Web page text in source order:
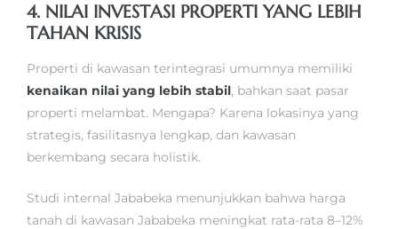
4. NILAI INVESTASI PROPERTI YANG LEBIH
TAHAN KRISIS
Properti di kawasan terintegrasi umumnya memiliki
kenaikan nilai yang lebih stabil, bahkan saat pasar
properti melambat. Mengapa? Karena lokasinya yang
strategis, fasilitasnya lengkap, dan kawasan
berkembang secara holistik.
Studi internal Jababeka menunjukkan bahwa harga
tanah di kawasan Jababeka meningkat rata-rata 8–12%